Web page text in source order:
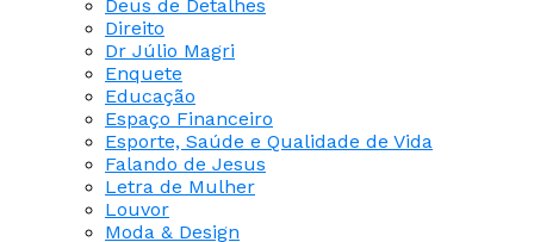
Deus de Detalhes
Direito
Dr Júlio Magri
Enquete
Educação
Espaço Financeiro
Esporte, Saúde e Qualidade de Vida
Falando de Jesus
Letra de Mulher
Louvor
Moda & Design